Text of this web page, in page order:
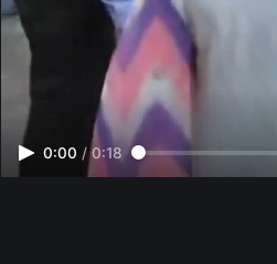
0:00 / 0:18